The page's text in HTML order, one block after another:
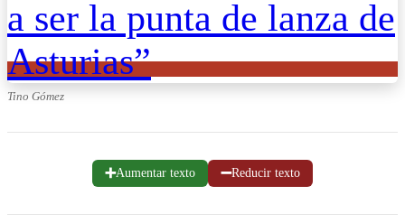
Tino Gómez
➕Aumentar texto ➖Reducir texto